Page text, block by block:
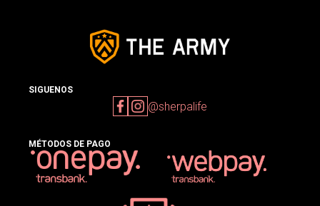
SIGUENOS
@sherpalife
MÉTODOS DE PAGO